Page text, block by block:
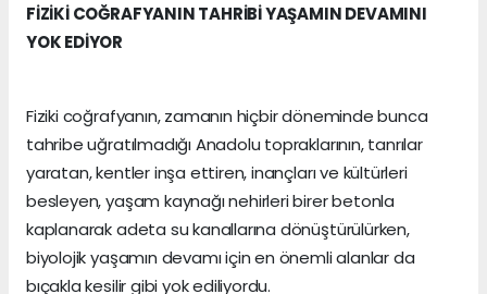
FİZİKİ COĞRAFYANIN TAHRİBİ YAŞAMIN DEVAMINI
YOK EDİYOR
Fiziki coğrafyanın, zamanın hiçbir döneminde bunca
tahribe uğratılmadığı Anadolu topraklarının, tanrılar
yaratan, kentler inşa ettiren, inançları ve kültürleri
besleyen, yaşam kaynağı nehirleri birer betonla
kaplanarak adeta su kanallarına dönüştürülürken,
biyolojik yaşamın devamı için en önemli alanlar da
bıçakla kesilir gibi yok ediliyordu.